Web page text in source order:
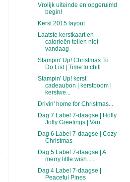
Vrolijk uiteinde en opgeruimd
begin!
Kerst 2015 layout
Laatste kerstkaart en
calorieën tellen niet
vandaag
Stampin' Up! Christmas To
Do List | Time to chill
Stampin' Up! kerst
cadeaubon | kerstboom |
kerstwe...
Drivin' home for Christmas...
Dag 7 Label 7-daagse | Holly
Jolly Greetings | Van...
Dag 6 Label 7-daagse | Cozy
Christmas
Dag 5 Label 7-daagse | A
merry little wish......
Dag 4 Label 7-daagse |
Peaceful Pines